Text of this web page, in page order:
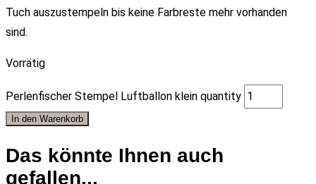
Tuch auszustempeln bis keine Farbreste mehr vorhanden
sind.
Vorrätig
Perlenfischer Stempel Luftballon klein quantity
In den Warenkorb
Das könnte Ihnen auch
gefallen...